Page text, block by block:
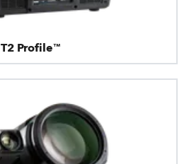
T2 Profile™